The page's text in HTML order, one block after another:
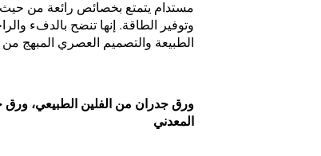
مستدام يتمتع بخصائص رائعة من حيث
وتوفير الطاقة. إنها تنضح بالدفء
الطبيعة والتصميم العصري المبهج من
ورق جدران من الفلين الطبيعي، ورق
المعدني